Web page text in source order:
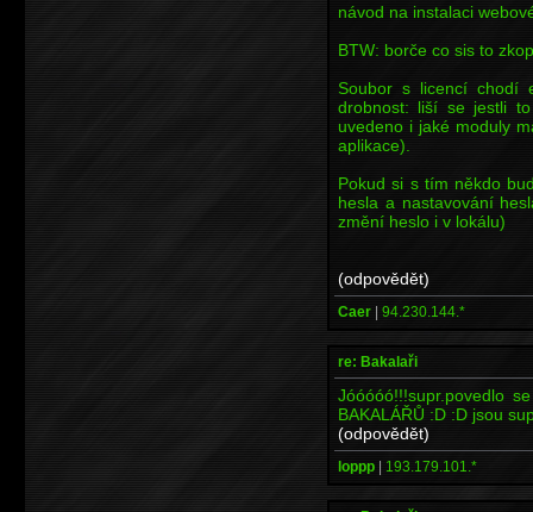
návod na instalaci
BTW: borče co sis to
Soubor s licencí chodí
drobnost: liší se jestli
uvedeno i jaké moduly
aplikace).
Pokud si s tím někdo
hesla a nastavování
změní heslo i v lokálu)
(odpovědět)
Caer | 94.230.144.*
re: Bakalaři
Jóóóóó!!!supr.povedlo
BAKALÁŘŮ :D :D jsou
(odpovědět)
loppp | 193.179.101.*